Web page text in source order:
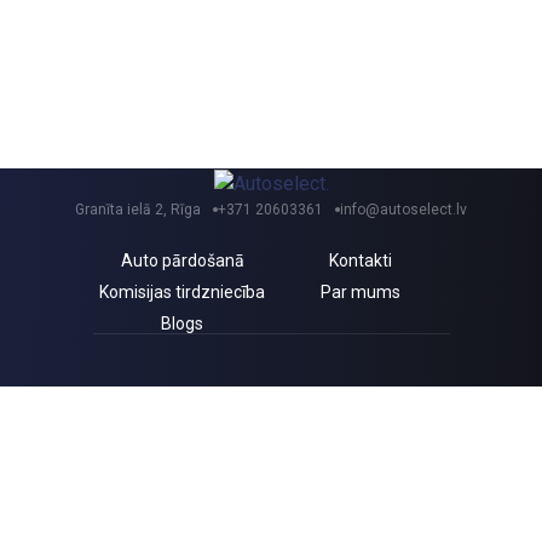
Granīta ielā 2, Rīga +371 20603361 info@autoselect.lv
Auto pārdošanā
Kontakti
Komisijas tirdzniecība
Par mums
Blogs